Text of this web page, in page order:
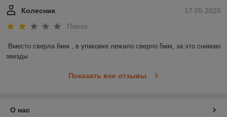
17.05.2026
Колесник
Плохо
Вместо сверла 6мм , в упаковке лежало сверло 5мм, за это снимаю
звезды
Показать все отзывы
О нас